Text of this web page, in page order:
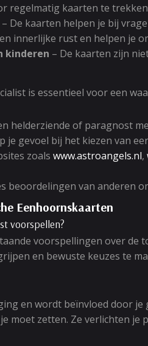
regelmatig kaarten te
– De kaarten helpen je bij
innerlijke rust en helpen je
kinderen – De kaarten zijn
is essentieel voor een
helderziende of paragnost
je gevoel bij het kiezen van
zoals www.astroangels.nl,
beoordelingen van anderen
Eenhoornskaarten
voorspellen?
voorspellingen over de
en bewuste keuzes te
en wordt beïnvloed door
moet zetten. Ze verlichten